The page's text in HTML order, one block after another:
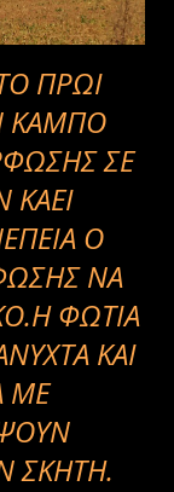
ΠΡΩΙ
ΚΑΜΠΟ
ΣΕ
ΚΑΕΙ
Ο
ΝΑ
ΦΩΤΙΑ
ΚΑΙ
ΜΕ
ΣΚΗΤΗ.